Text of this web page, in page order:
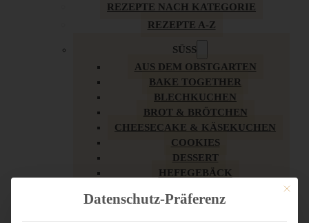
REZEPTE NACH KATEGORIE
REZEPTE A-Z
SÜSS
AUS DEM OBSTGARTEN
BAKE TOGETHER
BLECHKUCHEN
BROT & BRÖTCHEN
CHEESECAKE & KÄSEKUCHEN
COOKIES
DESSERT
HEFEGEBÄCK
KUCHEN
LOW CARB & GESÜNDER
Mit
Datenschutz-Präferenz